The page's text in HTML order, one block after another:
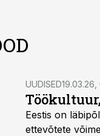
UUDISED19.03.26,
Eestis on
ettevõtete